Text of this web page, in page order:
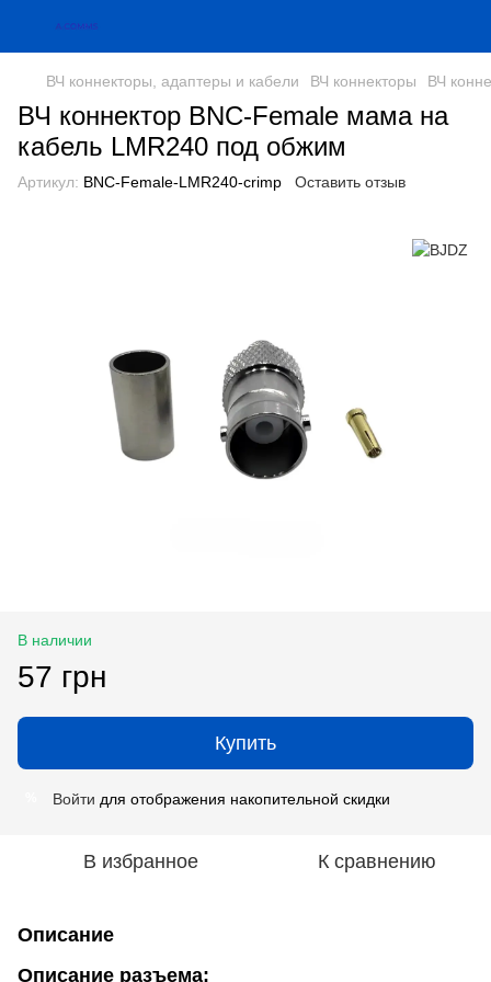
ВЧ коннекторы, адаптеры и кабели ВЧ коннекторы ВЧ
ВЧ коннектор BNC-Female мама на
кабель LMR240 под обжим
Артикул: BNC-Female-LMR240-crimp Оставить отзыв
В наличии
57 грн
Купить
Войти для отображения накопительной скидки
В избранное К сравнению
Описание
Описание разъема: